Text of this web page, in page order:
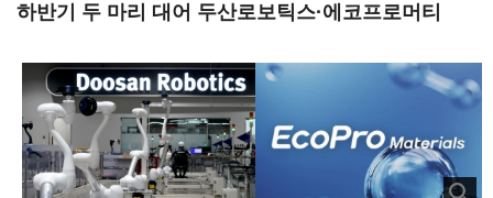
하반기 두 마리 대어 두산로보틱스·에코프로머티